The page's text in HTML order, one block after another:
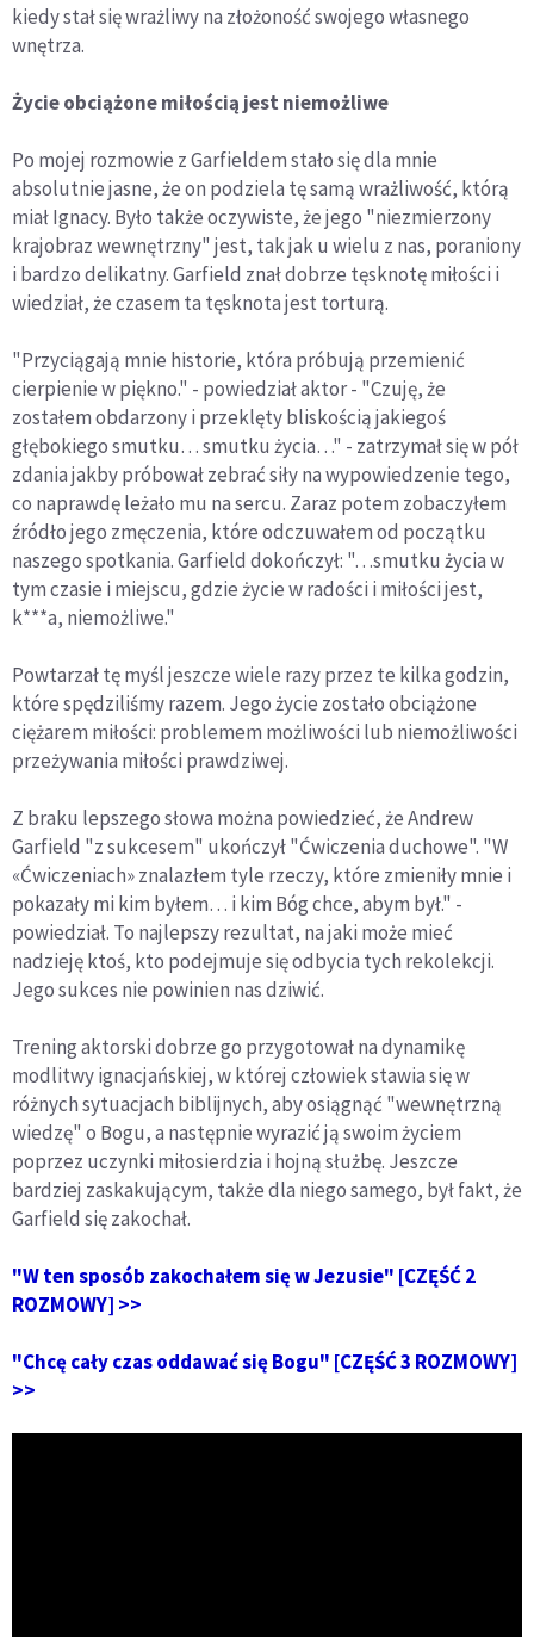
kiedy stał się wrażliwy na złożoność swojego własnego
wnętrza.
Życie obciążone miłością jest niemożliwe
Po mojej rozmowie z Garfieldem stało się dla mnie
absolutnie jasne, że on podziela tę samą wrażliwość, którą
miał Ignacy. Było także oczywiste, że jego "niezmierzony
krajobraz wewnętrzny" jest, tak jak u wielu z nas, poraniony
i bardzo delikatny. Garfield znał dobrze tęsknotę miłości i
wiedział, że czasem ta tęsknota jest torturą.
"Przyciągają mnie historie, która próbują przemienić
cierpienie w piękno." - powiedział aktor - "Czuję, że
zostałem obdarzony i przeklęty bliskością jakiegoś
głębokiego smutku… smutku życia…" - zatrzymał się w pół
zdania jakby próbował zebrać siły na wypowiedzenie tego,
co naprawdę leżało mu na sercu. Zaraz potem zobaczyłem
źródło jego zmęczenia, które odczuwałem od początku
naszego spotkania. Garfield dokończył: "…smutku życia w
tym czasie i miejscu, gdzie życie w radości i miłości jest,
k***a, niemożliwe."
Powtarzał tę myśl jeszcze wiele razy przez te kilka godzin,
które spędziliśmy razem. Jego życie zostało obciążone
ciężarem miłości: problemem możliwości lub niemożliwości
przeżywania miłości prawdziwej.
Z braku lepszego słowa można powiedzieć, że Andrew
Garfield "z sukcesem" ukończył "Ćwiczenia duchowe". "W
«Ćwiczeniach» znalazłem tyle rzeczy, które zmieniły mnie i
pokazały mi kim byłem… i kim Bóg chce, abym był." -
powiedział. To najlepszy rezultat, na jaki może mieć
nadzieję ktoś, kto podejmuje się odbycia tych rekolekcji.
Jego sukces nie powinien nas dziwić.
Trening aktorski dobrze go przygotował na dynamikę
modlitwy ignacjańskiej, w której człowiek stawia się w
różnych sytuacjach biblijnych, aby osiągnąć "wewnętrzną
wiedzę" o Bogu, a następnie wyrazić ją swoim życiem
poprzez uczynki miłosierdzia i hojną służbę. Jeszcze
bardziej zaskakującym, także dla niego samego, był fakt, że
Garfield się zakochał.
"W ten sposób zakochałem się w Jezusie" [CZĘŚĆ 2
ROZMOWY] >>
"Chcę cały czas oddawać się Bogu" [CZĘŚĆ 3 ROZMOWY]
>>